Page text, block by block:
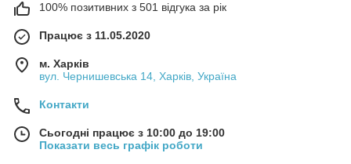
100% позитивних з 501 відгука за рік
Працює з 11.05.2020
м. Харків
вул. Чернишевська 14, Харків, Україна
Контакти
Сьогодні працює з 10:00 до 19:00
Показати весь графік роботи